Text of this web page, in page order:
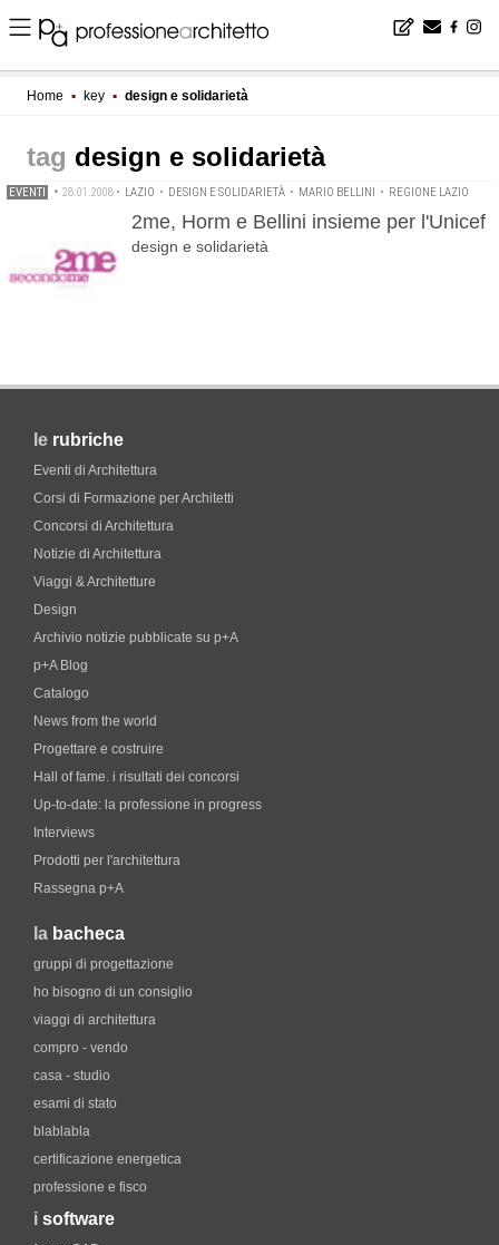
Home ▪ key ▪ design e solidarietà
design e solidarietà
EVENTI • 28.01.2008 • LAZIO • DESIGN E SOLIDARIETÀ • MARIO BELLINI • REGIONE LAZIO
2me, Horm e Bellini insieme per l'Unicef
design e solidarietà
le rubriche
Eventi di Architettura
Corsi di Formazione per Architetti
Concorsi di Architettura
Notizie di Architettura
Viaggi & Architetture
Design
Archivio notizie pubblicate su p+A
p+A Blog
Catalogo
News from the world
Progettare e costruire
Hall of fame. i risultati dei concorsi
Up-to-date: la professione in progress
Interviews
Prodotti per l'architettura
Rassegna p+A
la bacheca
gruppi di progettazione
ho bisogno di un consiglio
viaggi di architettura
compro - vendo
casa - studio
esami di stato
blablabla
certificazione energetica
professione e fisco
i software